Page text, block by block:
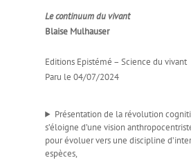
Le continuum du vivant
Blaise Mulhauser
Editions Epistémé – Science du vivant
Paru le 04/07/2024
Présentation de la révolution
s’éloigne d’une vision
pour évoluer vers une discipline
espèces,